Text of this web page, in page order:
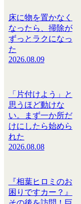
床に物を置かなく
なったら、掃除が
ずっとラクになっ
た
2026.08.09
「片付けよう」と
思うほど動けな
い。まず一か所だ
けにしたら始めら
れた
2026.08.08
『相葉ヒロミのお
困りですカー？』